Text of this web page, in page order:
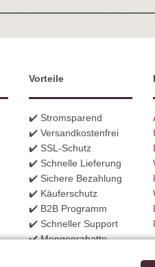
Vorteile
✔️ Stromsparend
✔️ Versandkostenfrei
✔️ SSL-Schutz
✔️ Schnelle Lieferung
✔️ Sichere Bezahlung
✔️ Käuferschutz
✔️ B2B Programm
✔️ Schneller Support
✔️ Mengenrabatte